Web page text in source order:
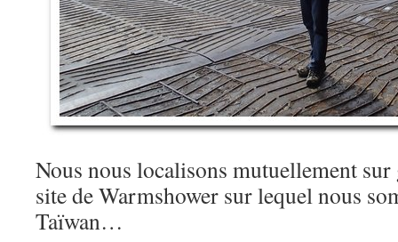
Nous nous localisons mutuellement
site de Warmshower sur lequel nous
Taïwan…